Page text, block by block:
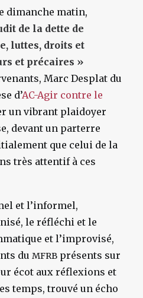
dimanche matin,
de la dette de
luttes, droits et
et précaires »
Marc Desplat du
d’AC-Agir contre le
un vibrant plaidoyer
devant un parterre
que celui de la
très attentif à ces
et l’informel,
le réfléchi et le
et l’improvisé,
du MFRB présents sur
écot aux réflexions et
temps, trouvé un écho